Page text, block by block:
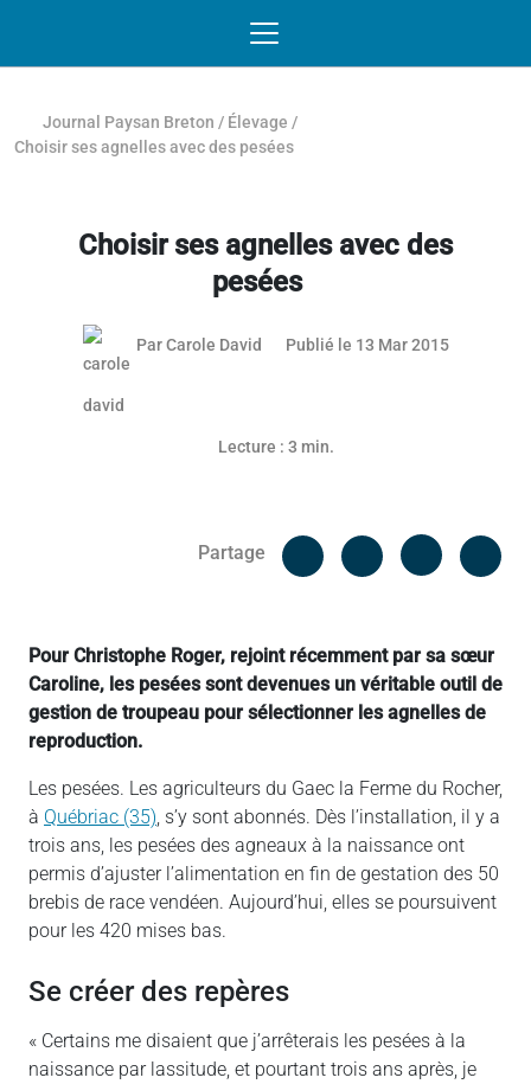
Journal Paysan Breton / Élevage /
Choisir ses agnelles avec des pesées
Choisir ses agnelles avec des
pesées
ParCarole David Publié le 13 Mar 201508 juillet
Lecture : 3 min.
Partage
Facebook
Pour Christophe Roger, rejoint récemment par sa sœur
Caroline, les pesées sont devenues un véritable outil de
gestion de troupeau pour sélectionner les agnelles de
reproduction.
Les pesées. Les agriculteurs du Gaec la Ferme du Rocher,
à Québriac (35) , s’y sont abonnés. Dès l’installation, il y a
trois ans, les pesées des agneaux à la naissance ont
permis d’ajuster l’alimentation en fin de gestation des 50
brebis de race vendéen. Aujourd’hui, elles se poursuivent
pour les 420 mises bas.
Se créer des repères
« Certains me disaient que j’arrêterais les pesées à la
naissance par lassitude, et pourtant trois ans après, je